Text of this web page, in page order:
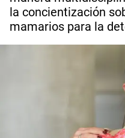
la concientización
mamarios para la